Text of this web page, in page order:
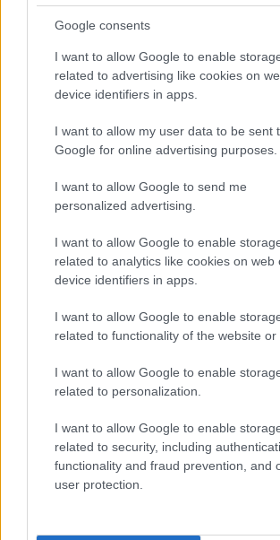
Google consents
I want to allow Google to enable
related to advertising like cookies on
device identifiers in apps.
I want to allow my user data to be sent
Google for online advertising purposes.
I want to allow Google to send me
personalized advertising.
I want to allow Google to enable
related to analytics like cookies on web
device identifiers in apps.
I want to allow Google to enable
related to functionality of the website or
I want to allow Google to enable
related to personalization.
I want to allow Google to enable
related to security, including
functionality and fraud prevention, and
user protection.
búcsút vennénk tőle. Így Stewart
vehetné át a helyét, mint Zöld Lámpás.
Tom Cruise megszerzése
tekintetben is hatalmas eredmény
Zöld Lámpás szerep?
SMASH by Meló-Diák: Homok, zene és
Július végén folytatódik a balatoni
sorozat.
#dc comics